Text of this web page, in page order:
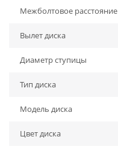
Межболтовое расстояние
Вылет диска
Диаметр ступицы
Тип диска
Модель диска
Цвет диска